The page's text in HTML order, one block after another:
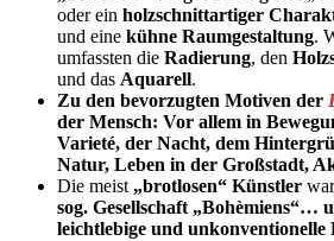
oder ein holzschnittartiger
und eine kühne Raumgestaltung.
umfassten die Radierung, den
und das Aquarell.
Zu den bevorzugten Motiven der
der Mensch: Vor allem in
Varieté, der Nacht, dem
Natur, Leben in der Großstadt,
Die meist „brotlosen“ Künstler
sog. Gesellschaft „Bohèmiens“…
leichtlebige und